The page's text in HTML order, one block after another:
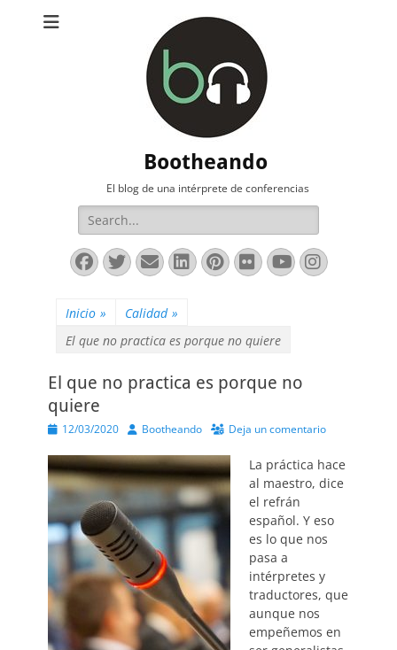
Bootheando
El blog de una intérprete de conferencias
Buscar:
Facebook
Twitter
Correo
electrónico
LinkedIn
Pinterest
FlickrYouTube
Inicio » Calidad »
El que no practica es porque no quiere
El que no practica es porque no
quiere
Publicado
12/03/2020 AutorBootheando Deja un comentario
La práctica hace
al maestro, dice
el refrán
español. Y eso
es lo que nos
pasa a
intérpretes y
traductores, que
aunque nos
empeñemos en